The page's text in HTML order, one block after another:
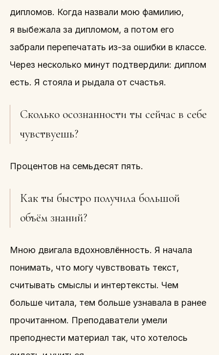
дипломов. Когда назвали мою фамилию,
я выбежала за дипломом, а потом его
забрали перепечатать из-за ошибки в классе.
Через несколько минут подтвердили: диплом
есть. Я стояла и рыдала от счастья.
Сколько осознанности ты сейчас в себе
чувствуешь?
Процентов на семьдесят пять.
Как ты быстро получила большой
объём знаний?
Мною двигала вдохновлённость. Я начала
понимать, что могу чувствовать текст,
считывать смыслы и интертексты. Чем
больше читала, тем больше узнавала в ранее
прочитанном. Преподаватели умели
преподнести материал так, что хотелось